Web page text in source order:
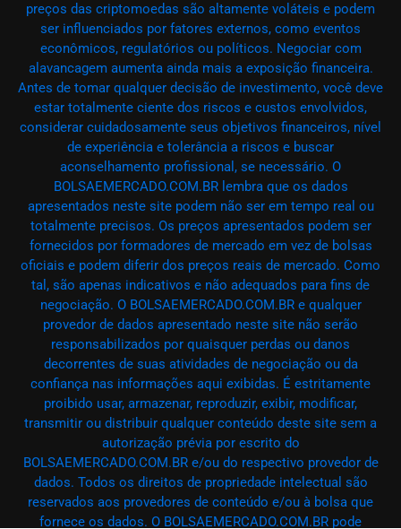
preços das criptomoedas são altamente voláteis e podem
ser influenciados por fatores externos, como eventos
econômicos, regulatórios ou políticos. Negociar com
alavancagem aumenta ainda mais a exposição financeira.
Antes de tomar qualquer decisão de investimento, você deve
estar totalmente ciente dos riscos e custos envolvidos,
considerar cuidadosamente seus objetivos financeiros, nível
de experiência e tolerância a riscos e buscar
aconselhamento profissional, se necessário. O
BOLSAEMERCADO.COM.BR lembra que os dados
apresentados neste site podem não ser em tempo real ou
totalmente precisos. Os preços apresentados podem ser
fornecidos por formadores de mercado em vez de bolsas
oficiais e podem diferir dos preços reais de mercado. Como
tal, são apenas indicativos e não adequados para fins de
negociação. O BOLSAEMERCADO.COM.BR e qualquer
provedor de dados apresentado neste site não serão
responsabilizados por quaisquer perdas ou danos
decorrentes de suas atividades de negociação ou da
confiança nas informações aqui exibidas. É estritamente
proibido usar, armazenar, reproduzir, exibir, modificar,
transmitir ou distribuir qualquer conteúdo deste site sem a
autorização prévia por escrito do
BOLSAEMERCADO.COM.BR e/ou do respectivo provedor de
dados. Todos os direitos de propriedade intelectual são
reservados aos provedores de conteúdo e/ou à bolsa que
fornece os dados. O BOLSAEMERCADO.COM.BR pode